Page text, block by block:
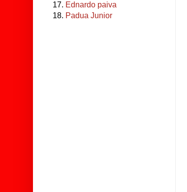
17. Ednardo paiva
18. Padua Junior